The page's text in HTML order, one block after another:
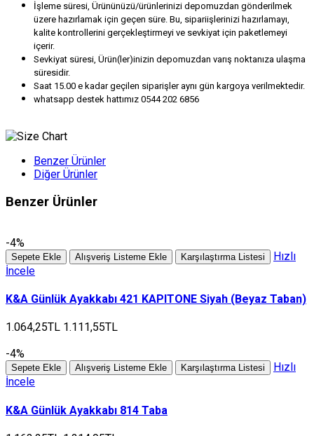
İşleme süresi, Ürününüzü/ürünlerinizi depomuzdan gönderilmek
üzere hazırlamak için geçen süre. Bu, sipariişlerinizi hazırlamayı,
kalite kontrollerini gerçekleştirmeyi ve sevkiyat için paketlemeyi
içerir.
Sevkiyat süresi, Ürün(ler)inizin depomuzdan varış noktanıza ulaşma
süresidir.
Saat 15.00 e kadar geçilen siparişler aynı gün kargoya verilmektedir.
whatsapp destek hattımız 0544 202 6856
Benzer Ürünler
Diğer Ürünler
Benzer Ürünler
-4%
Sepete Ekle Alışveriş Listeme Ekle Karşılaştırma Listesi
Hızlı
İncele
K&A Günlük Ayakkabı 421 KAPITONE Siyah (Beyaz Taban)
1.064,25TL 1.111,55TL
-4%
Sepete Ekle Alışveriş Listeme Ekle Karşılaştırma Listesi
Hızlı
İncele
K&A Günlük Ayakkabı 814 Taba